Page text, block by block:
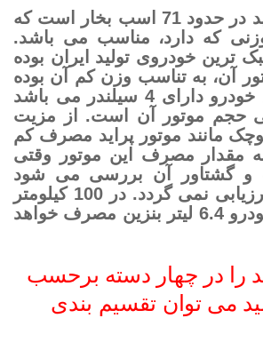
قدرت موتور پراید در حدود 71 اسب بخار است که
که دارد، مناسب می باشد.
ترین خودروی تولید ایران بوده
آن، به تناسب وزن کم آن بوده
است. موتور این خودرو دارای 4 سیلندر می باشد
سی حجم موتور آن است. از مزیت
مانند موتور پراید مصرف کم
مقدار مصرف این موتور وقتی
و گشتاور آن بررسی می شود
میزان مطلوبی ارزیابی نمی گردد. در 100 کیلومتر
رانندگی با این خودرو 6.4 لیتر بنزین مصرف خواهد
را در چهار دسته برحسب
می توان تقسیم بندی